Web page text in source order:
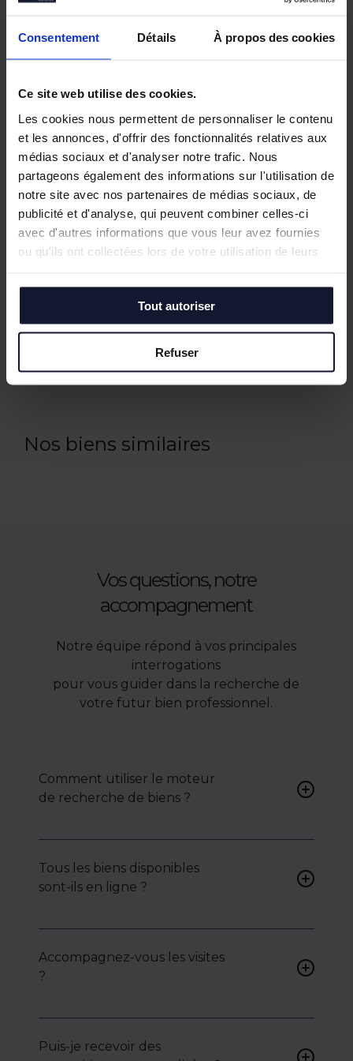
Consentement Détails À propos des cookies
Ce site web utilise des cookies.
Les cookies nous permettent de personnaliser le contenu
et les annonces, d'offrir des fonctionnalités relatives aux
médias sociaux et d'analyser notre trafic. Nous
partageons également des informations sur l'utilisation de
notre site avec nos partenaires de médias sociaux, de
publicité et d'analyse, qui peuvent combiner celles-ci
avec d'autres informations que vous leur avez fournies
ou qu'ils ont collectées lors de votre utilisation de leurs
Tout autoriser
Refuser
Nos biens similaires
Vos questions, notre
accompagnement
Notre équipe répond à vos principales
interrogations
pour vous guider dans la recherche de
votre futur bien professionnel.
Comment utiliser le moteur
de recherche de biens ?
pour accéder à une liste de
biens ciblés.
Tous les biens disponibles
sont-ils en ligne ?
toute confidentialité :
contactez-nous pour y
Accompagnez-vous les visites
?
visites, analysons chaque bien
avec vous, et mettons en
Puis-je recevoir des